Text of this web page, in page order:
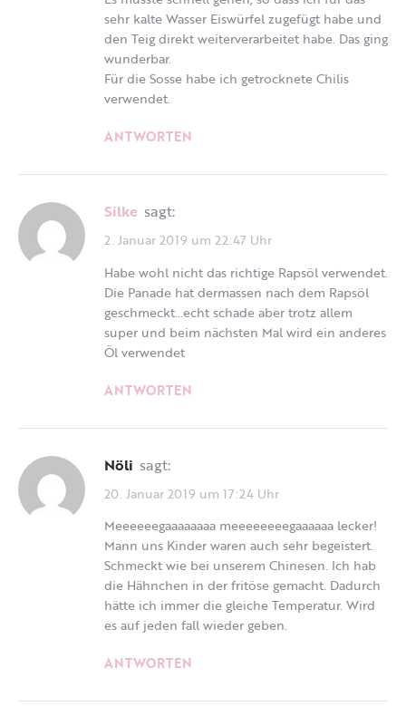
sehr kalte Wasser Eiswürfel zugefügt habe und
den Teig direkt weiterverarbeitet habe. Das ging
wunderbar.
Für die Sosse habe ich getrocknete Chilis
verwendet.
ANTWORTEN
Silke sagt:
2. Januar 2019 um 22:47 Uhr
Habe wohl nicht das richtige Rapsöl verwendet.
Die Panade hat dermassen nach dem Rapsöl
geschmeckt…echt schade aber trotz allem
super und beim nächsten Mal wird ein anderes
Öl verwendet
ANTWORTEN
Nöli sagt:
20. Januar 2019 um 17:24 Uhr
Meeeeeegaaaaaaaa meeeeeeeegaaaaaa lecker!
Mann uns Kinder waren auch sehr begeistert.
Schmeckt wie bei unserem Chinesen. Ich hab
die Hähnchen in der fritöse gemacht. Dadurch
hätte ich immer die gleiche Temperatur. Wird
es auf jeden fall wieder geben.
ANTWORTEN